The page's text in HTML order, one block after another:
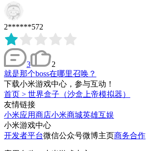
2******572
3
2
就是那个boss在哪里召唤？
下载小米游戏中心，参与互动！
首页 > 世界盒子（沙盒上帝模拟器）
友情链接
小米应用商店小米商城英雄互娱
小米游戏中心
开发者平台微信公众号微博主页商务合作